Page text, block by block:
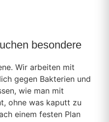
besondere
Wir arbeiten mit
gegen Bakterien und
wie man mit
ohne was kaputt zu
einem festen Plan